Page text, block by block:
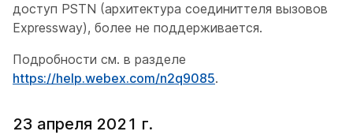
доступ PSTN (архитектура соединиттеля вызовов
Expressway), более не поддерживается.
Подробности см. в разделе
https://help.webex.com/n2q9085.
23 апреля 2021 г.